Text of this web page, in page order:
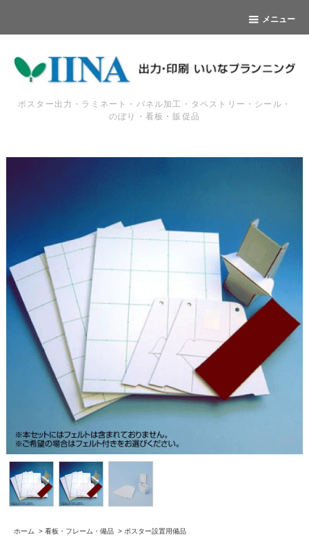
メニュー
ポスター出力・ラミネート・パネル加工・タペストリー・シール・
のぼり・看板・販促品
ホーム > 看板・フレーム・備品 > ポスター設置用備品